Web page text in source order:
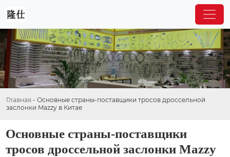
Главная - Основные страны-поставщики тросов дроссельной
заслонки Mazzy в Китае
Основные страны-поставщики
тросов дроссельной заслонки Mazzy